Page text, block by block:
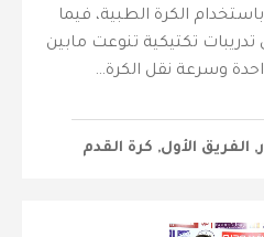
الكرة الطبية، فيما
تدريبات تكتيكية تنوعت مابين
وسرعة نقل الكرة…
, الفريق الأول, كرة القدم